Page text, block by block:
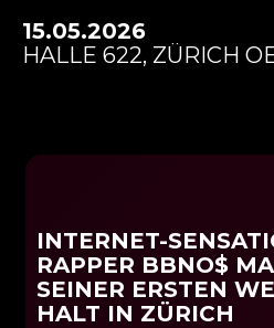
15.05.2026
HALLE 622, ZÜRICH
INTERNET-
RAPPER BBNO$
SEINER ERSTEN
HALT IN ZÜRICH